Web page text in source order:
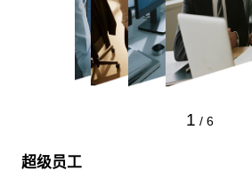
1 / 6
超级员工